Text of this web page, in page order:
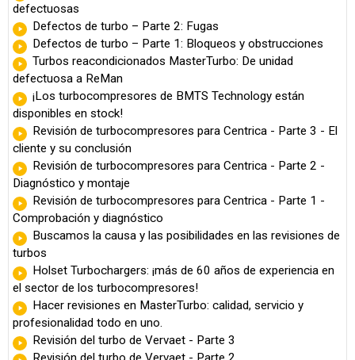
defectuosas
Defectos de turbo – Parte 2: Fugas
Defectos de turbo – Parte 1: Bloqueos y obstrucciones
Turbos reacondicionados MasterTurbo: De unidad
defectuosa a ReMan
¡Los turbocompresores de BMTS Technology están
disponibles en stock!
Revisión de turbocompresores para Centrica - Parte 3 - El
cliente y su conclusión
Revisión de turbocompresores para Centrica - Parte 2 -
Diagnóstico y montaje
Revisión de turbocompresores para Centrica - Parte 1 -
Comprobación y diagnóstico
Buscamos la causa y las posibilidades en las revisiones de
turbos
Holset Turbochargers: ¡más de 60 años de experiencia en
el sector de los turbocompresores!
Hacer revisiones en MasterTurbo: calidad, servicio y
profesionalidad todo en uno.
Revisión del turbo de Vervaet - Parte 3